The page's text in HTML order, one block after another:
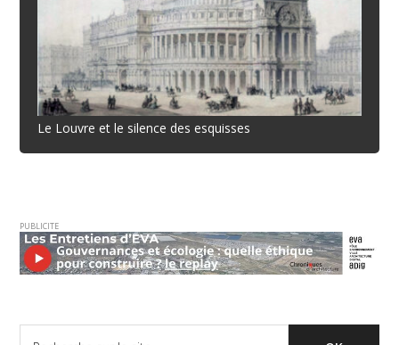
Le Louvre et le silence des esquisses
PUBLICITE